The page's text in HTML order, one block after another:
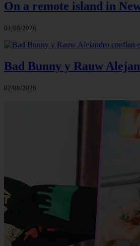
On a remote island in
04/08/2026
Bad Bunny y Rauw
02/08/2026